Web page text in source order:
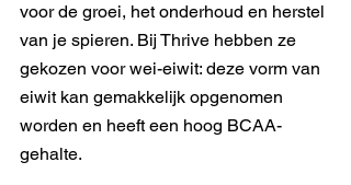
voor de groei, het onderhoud en herstel
van je spieren. Bij Thrive hebben ze
gekozen voor wei-eiwit: deze vorm van
eiwit kan gemakkelijk opgenomen
worden en heeft een hoog BCAA-
gehalte.